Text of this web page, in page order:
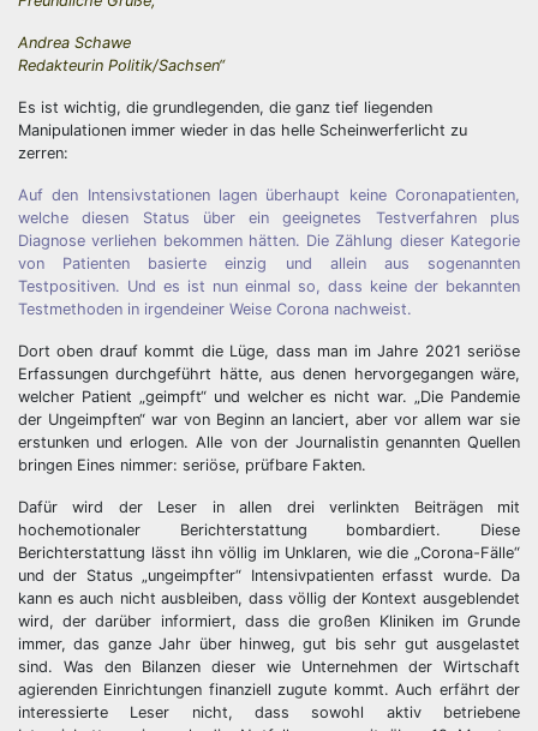
Andrea Schawe
Redakteurin Politik/Sachsen“
Es ist wichtig, die grundlegenden, die ganz tief liegenden
Manipulationen immer wieder in das helle Scheinwerferlicht zu
zerren:
Auf den Intensivstationen lagen überhaupt keine Coronapatienten,
welche diesen Status über ein geeignetes Testverfahren plus
Diagnose verliehen bekommen hätten. Die Zählung dieser Kategorie
von Patienten basierte einzig und allein aus sogenannten
Testpositiven. Und es ist nun einmal so, dass keine der bekannten
Testmethoden in irgendeiner Weise Corona nachweist.
Dort oben drauf kommt die Lüge, dass man im Jahre 2021 seriöse
Erfassungen durchgeführt hätte, aus denen hervorgegangen wäre,
welcher Patient „geimpft“ und welcher es nicht war. „Die Pandemie
der Ungeimpften“ war von Beginn an lanciert, aber vor allem war sie
erstunken und erlogen. Alle von der Journalistin genannten Quellen
bringen Eines nimmer: seriöse, prüfbare Fakten.
Dafür wird der Leser in allen drei verlinkten Beiträgen mit
hochemotionaler Berichterstattung bombardiert. Diese
Berichterstattung lässt ihn völlig im Unklaren, wie die „Corona-Fälle“
und der Status „ungeimpfter“ Intensivpatienten erfasst wurde. Da
kann es auch nicht ausbleiben, dass völlig der Kontext ausgeblendet
wird, der darüber informiert, dass die großen Kliniken im Grunde
immer, das ganze Jahr über hinweg, gut bis sehr gut ausgelastet
sind. Was den Bilanzen dieser wie Unternehmen der Wirtschaft
agierenden Einrichtungen finanziell zugute kommt. Auch erfährt der
interessierte Leser nicht, dass sowohl aktiv betriebene